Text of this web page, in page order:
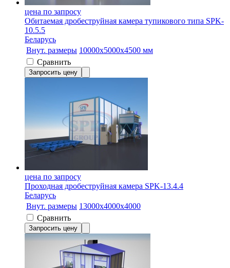
цена по запросу
Обитаемая дробеструйная камера тупикового типа SPK-
10.5.5
Беларусь
Внут. размеры 10000х5000х4500 мм
Сравнить
Запросить цену
цена по запросу
Проходная дробеструйная камера SPK-13.4.4
Беларусь
Внут. размеры 13000х4000х4000
Сравнить
Запросить цену